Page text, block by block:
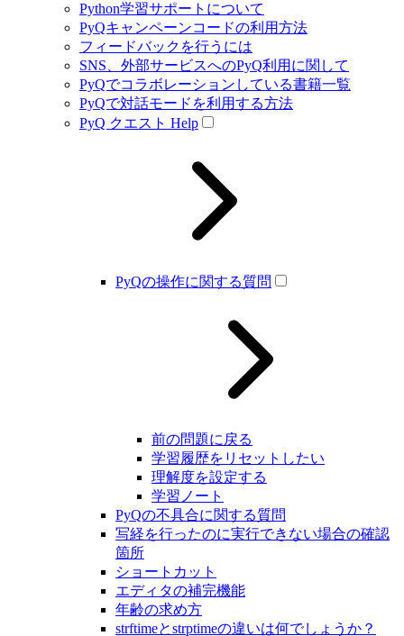
Python学習サポートについて
PyQキャンペーンコードの利用方法
フィードバックを行うには
SNS、外部サービスへのPyQ利用に関して
PyQでコラボレーションしている書籍一覧
PyQで対話モードを利用する方法
PyQ クエスト Help
PyQの操作に関する質問
前の問題に戻る
学習履歴をリセットしたい
理解度を設定する
学習ノート
PyQの不具合に関する質問
写経を行ったのに実行できない場合の確認
箇所
ショートカット
エディタの補完機能
年齢の求め方
strftimeとstrptimeの違いは何でしょうか？